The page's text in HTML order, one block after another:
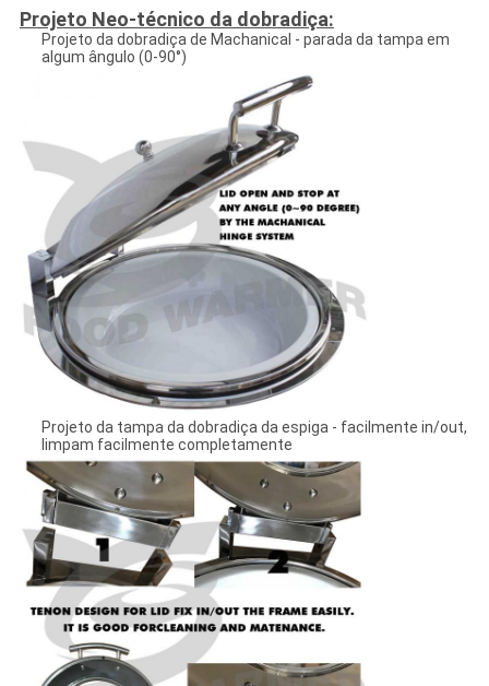
Projeto Neo-técnico da dobradiça:
Projeto da dobradiça de Machanical - parada da tampa em
algum ângulo (0-90°)
Projeto da tampa da dobradiça da espiga - facilmente in/out,
limpam facilmente completamente